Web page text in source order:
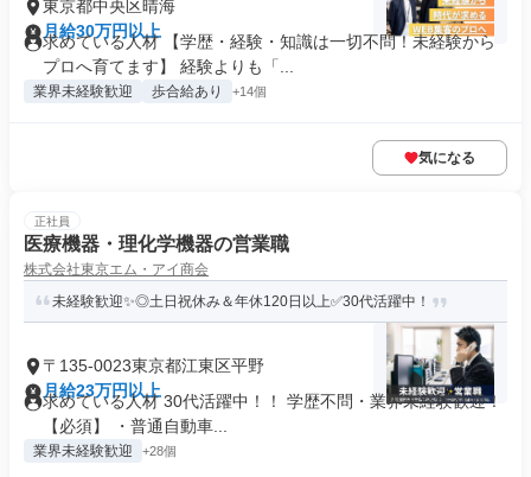
東京都中央区晴海
月給30万円以上
求めている人材 【学歴・経験・知識は一切不問！未経験から
プロへ育てます】 経験よりも「...
業界未経験歓迎 歩合給あり +14個
気になる
正社員
医療機器・理化学機器の営業職
株式会社東京エム・アイ商会
未経験歓迎✨◎土日祝休み＆年休120日以上✅30代活躍中！
〒135-0023東京都江東区平野
月給23万円以上
求めている人材 30代活躍中！！ 学歴不問・業界未経験歓迎！
【必須】 ・普通自動車...
業界未経験歓迎 +28個